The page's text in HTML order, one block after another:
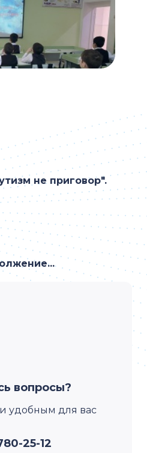
не приговор".
вопросы?
удобным для вас
25-12